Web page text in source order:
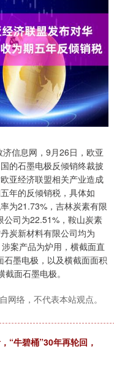
信息网，9月26日，欧亚
的石墨电极反倾销终裁披
亚经济联盟相关产业造成
年的反倾销税，具体如
为21.73%，吉林炭素有限
公司为22.51%，鞍山炭素
炭新材料有限公司均为
案产品为炉用，横截面直
墨电极，以及横截面面积
面石墨电极。
网络，不代表本站观点。
“牛碧桶”30年再轮回，